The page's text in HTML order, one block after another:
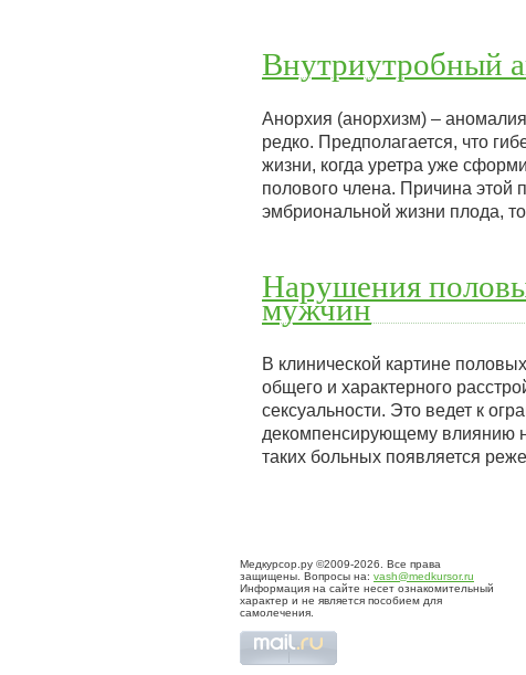
Внутриутробный
Анорхия (анорхизм) –
редко. Предполагается, что
жизни, когда уретра уже
полового члена. Причина этой
эмбриональной жизни плода,
Нарушения
мужчин
В клинической картине
общего и характерного
сексуальности. Это ведет к
декомпенсирующему влиянию
таких больных появляется
Медкурсор.ру ©2009-2026. Все права
защищены. Вопросы на: vash@medkursor.ru
Информация на сайте несет ознакомительный
характер и не является пособием для
самолечения.